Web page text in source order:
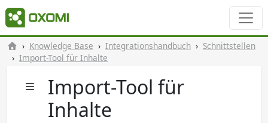
Knowledge Base Integrationshandbuch
Schnittstellen
Import-Tool für Inhalte
Import-Tool für
Inhalte